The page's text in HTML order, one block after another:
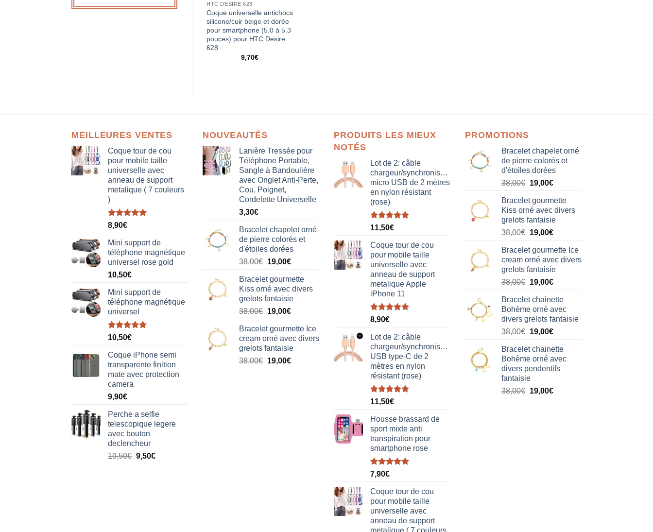
HTC DESIRE 628
Coque universelle antichocs
silicone/cuir beige et dorée
pour smartphone (5.0 à 5.3
pouces) pour HTC Desire
628
9,70€
MEILLEURES VENTES
Coque tour de cou
pour mobile taille
universelle avec
anneau de support
metalique ( 7 couleurs
)
Note5.00
8,90€
Mini support de
téléphone magnétique
universel rose gold
10,50€
Mini support de
téléphone magnétique
universel
Note5.00
10,50€
Coque iPhone semi
transparente finition
mate avec protection
camera
9,90€
Perche a selfie
telescopique legere
avec bouton
declencheur
19,50€ 9,50€
NOUVEAUTÉS
Lanière Tressée pour
Téléphone Portable,
Sangle à Bandoulière
avec Onglet Anti-Perte,
Cou, Poignet,
Cordelette Universelle
3,30€
Bracelet chapelet orné
de pierre colorés et
d'étoiles dorées
38,00€ Le
initial
était :
38,00€.
19,00€Le
actuel
est :
19,00€.
Bracelet gourmette
Kiss orné avec divers
grelots fantaisie
38,00€ Le
initial
était :
38,00€.
19,00€Le
actuel
est :
19,00€.
Bracelet gourmette Ice
cream orné avec divers
grelots fantaisie
38,00€ Le
19,00€Le
PRODUITS LES MIEUX
NOTÉS
Lot de 2: câble
chargeur/synchronisation
micro USB de 2 mètres
en nylon résistant
(rose)
Note5.00
11,50€
Coque tour de cou
pour mobile taille
universelle avec
anneau de support
metalique Apple
iPhone 11
Note5.00
8,90€
Lot de 2: câble
chargeur/synchronisation
USB type-C de 2
mètres en nylon
résistant (rose)
Note5.00
11,50€
Housse brassard de
sport mixte anti
transpiration pour
smartphone rose
Note5.00
7,90€
Coque tour de cou
pour mobile taille
universelle avec
anneau de support
metalique ( 7 couleurs
PROMOTIONS
Bracelet chapelet orné
de pierre colorés et
d'étoiles dorées
38,00€ Le
initial
était :
38,00€.
19,00€Le
actuel
est :
19,00€.
Bracelet gourmette
Kiss orné avec divers
grelots fantaisie
38,00€ Le
initial
était :
38,00€.
19,00€Le
actuel
est :
19,00€.
Bracelet gourmette Ice
cream orné avec divers
grelots fantaisie
38,00€ Le
initial
était :
38,00€.
19,00€Le
actuel
est :
19,00€.
Bracelet chainette
Bohème orné avec
divers grelots fantaisie
38,00€ Le
initial
était :
38,00€.
19,00€Le
actuel
est :
19,00€.
Bracelet chainette
Bohème orné avec
divers pendentifs
fantaisie
38,00€ Le
19,00€Le